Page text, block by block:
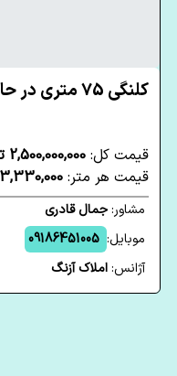
کلنگی 75 متری در حاجی آباد سنندج
قیمت کل: 2,500,000,000 تومان
قیمت هر متر: 33,330,000
مشاور:جمال قادری
موبایل: 09186451005
آژانس:املاک آزنگ